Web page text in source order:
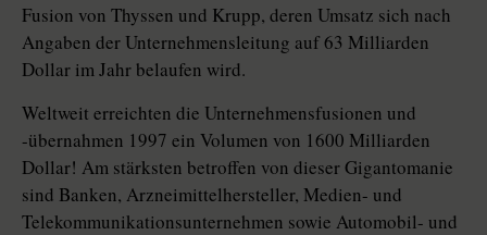
Fusion von Thyssen und Krupp, deren Umsatz sich nach
Angaben der Unternehmensleitung auf 63 Milliarden
Dollar im Jahr belaufen wird.
Weltweit erreichten die Unternehmensfusionen und
-übernahmen 1997 ein Volumen von 1600 Milliarden
Dollar! Am stärksten betroffen von dieser Gigantomanie
sind Banken, Arzneimittelhersteller, Medien- und
Telekommunikationsunternehmen sowie Automobil- und